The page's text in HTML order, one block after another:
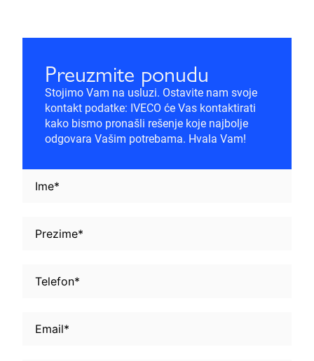
Preuzmite ponudu
Stojimo Vam na usluzi. Ostavite nam svoje
kontakt podatke: IVECO će Vas kontaktirati
kako bismo pronašli rešenje koje najbolje
odgovara Vašim potrebama. Hvala Vam!